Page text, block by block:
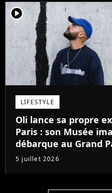
player2
LIFESTYLE
Oli lance sa propre
Paris : son Musée
débarque au Grand
5 juillet 2026